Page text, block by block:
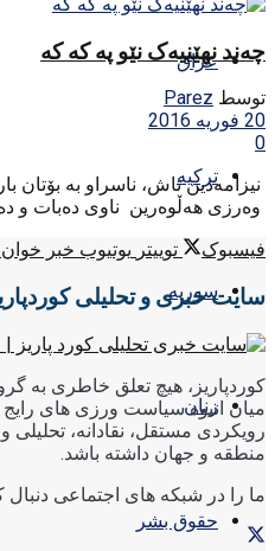
عراق
ترکیه
سوریه
زنان
حقوق بشر
چه‌ند نهێنیه‌ک نێو په که که
توسط Parez
20 فوریه 2016
0
نیزامه‌دین تاش، ناسراو به‌ بۆتان
وه‌رزی هه‌ڵوه‌رین ‌ ناوی ده‌بات و
فیسبوک
توییتر یوتیوب خبر خوان RSS
سایت خبری و تحلیلی
کوردپاریز، هیچ تعلق خاطری به
میان انبوه سیاست ورزی های
رویکردی مستقل، نقادانه، تحلیلی
منطقه و جهان داشته باشد.
ما را در شبکه های اجتماعی دنبال